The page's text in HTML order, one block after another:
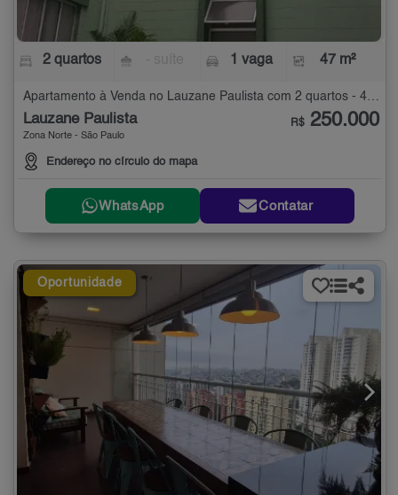
2 quartos 1 vaga 47 m²
Apartamento à Venda no Lauzane Paulista com 2 quartos - 47 m²
Lauzane Paulista
Zona Norte - São Paulo
Endereço no círculo do mapa
R$ 250.000
WhatsApp Contatar
Oportunidade